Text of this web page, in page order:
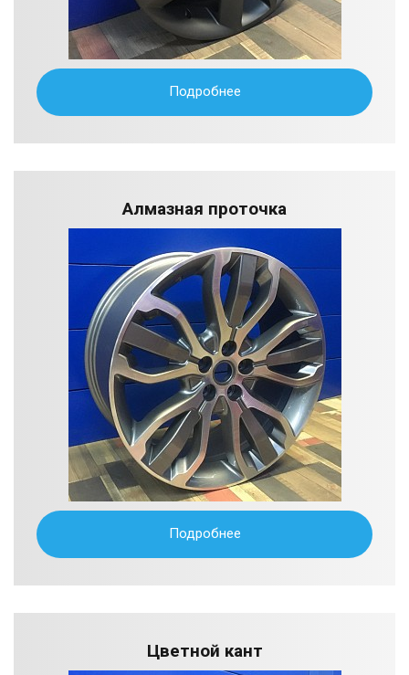
Подробнее
Алмазная проточка
Подробнее
Цветной кант